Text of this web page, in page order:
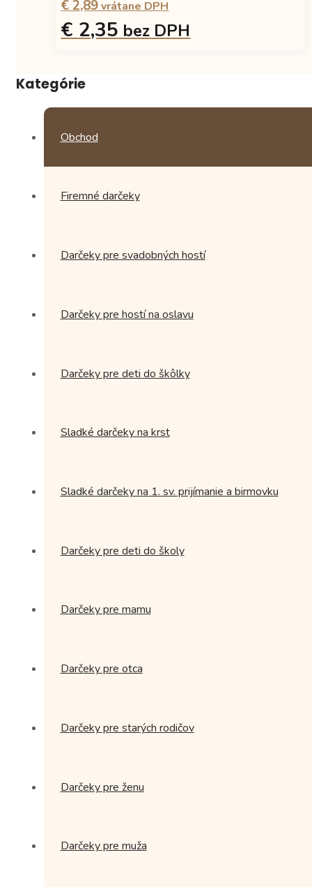
vybrať
na
stránke
€ 2,89vrátane DPH
€ 2,35 bez DPH
má
viacero
Možnosti
môžete
na
Kategórie
Obchod
Firemné darčeky
Darčeky pre svadobných hostí
Darčeky pre hostí na oslavu
Darčeky pre deti do škôlky
Sladké darčeky na krst
Sladké darčeky na 1. sv. prijímanie a birmovku
Darčeky pre deti do školy
Darčeky pre mamu
Darčeky pre otca
Darčeky pre starých rodičov
Darčeky pre ženu
Darčeky pre muža